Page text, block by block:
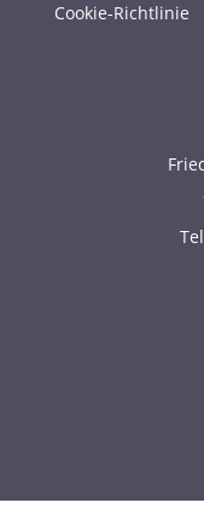
Cookie-Richtlinie